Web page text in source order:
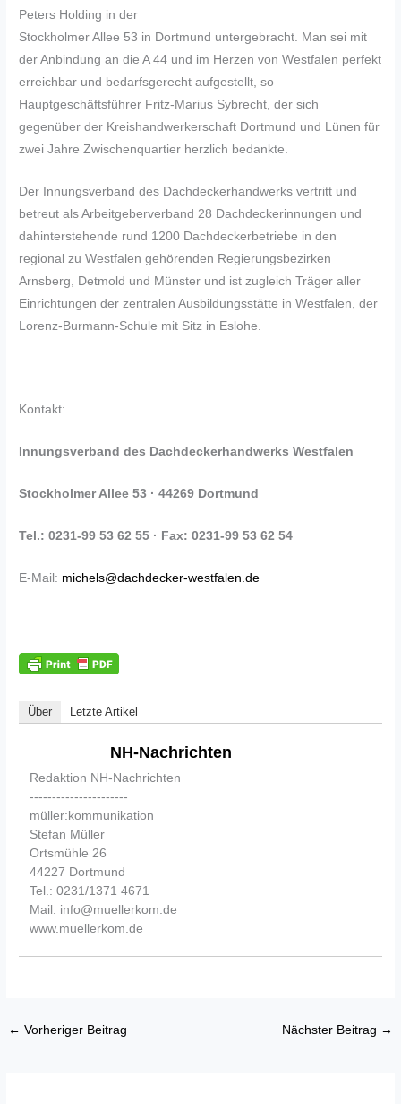
Peters Holding in der
Stockholmer Allee 53 in Dortmund untergebracht. Man sei mit
der Anbindung an die A 44 und im Herzen von Westfalen perfekt
erreichbar und bedarfsgerecht aufgestellt, so
Hauptgeschäftsführer Fritz-Marius Sybrecht, der sich
gegenüber der Kreishandwerkerschaft Dortmund und Lünen für
zwei Jahre Zwischenquartier herzlich bedankte.
Der Innungsverband des Dachdeckerhandwerks vertritt und
betreut als Arbeitgeberverband 28 Dachdeckerinnungen und
dahinterstehende rund 1200 Dachdeckerbetriebe in den
regional zu Westfalen gehörenden Regierungsbezirken
Arnsberg, Detmold und Münster und ist zugleich Träger aller
Einrichtungen der zentralen Ausbildungsstätte in Westfalen, der
Lorenz-Burmann-Schule mit Sitz in Eslohe.
Kontakt:
Innungsverband des Dachdeckerhandwerks Westfalen
Stockholmer Allee 53 · 44269 Dortmund
Tel.: 0231-99 53 62 55 · Fax: 0231-99 53 62 54
E-Mail: michels@dachdecker-westfalen.de
Über Letzte Artikel
NH-Nachrichten
Redaktion NH-Nachrichten
----------------------
müller:kommunikation
Stefan Müller
Ortsmühle 26
44227 Dortmund
Tel.: 0231/1371 4671
Mail: info@muellerkom.de
www.muellerkom.de
← Vorheriger Beitrag Nächster Beitrag →